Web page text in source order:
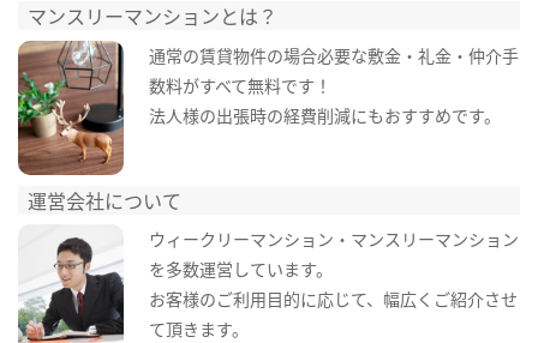
マンスリーマンションとは？
通常の賃貸物件の場合必要な敷金・礼金・仲介手
数料がすべて無料です！
法人様の出張時の経費削減にもおすすめです。
運営会社について
ウィークリーマンション・マンスリーマンション
を多数運営しています。
お客様のご利用目的に応じて、幅広くご紹介させ
て頂きます。